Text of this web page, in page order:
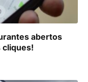
abertos
cliques!